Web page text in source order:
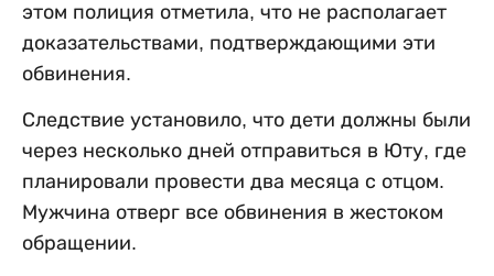
этом полиция отметила, что не располагает
доказательствами, подтверждающими эти
обвинения.
Следствие установило, что дети должны были
через несколько дней отправиться в Юту, где
планировали провести два месяца с отцом.
Мужчина отверг все обвинения в жестоком
обращении.